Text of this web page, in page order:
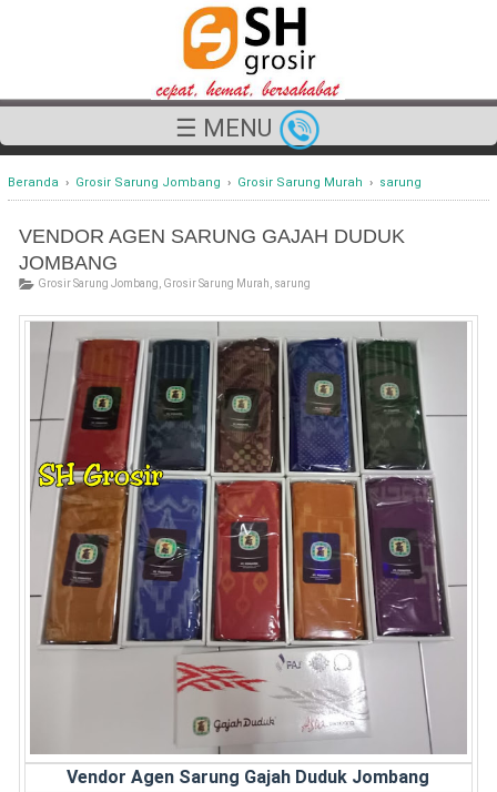
☰ MENU
Beranda › Grosir Sarung Jombang › Grosir Sarung Murah › sarung
VENDOR AGEN SARUNG GAJAH DUDUK
JOMBANG
Grosir Sarung Jombang Grosir Sarung Murah sarung
Vendor Agen Sarung Gajah Duduk Jombang